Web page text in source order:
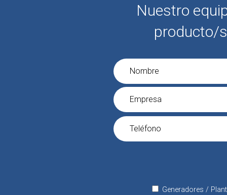
Nuestro
producto/
Generadores /